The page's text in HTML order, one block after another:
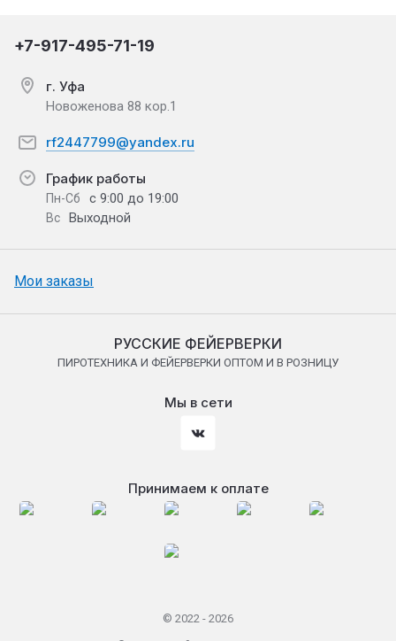
+7-917-495-71-19
г. Уфа
Новоженова 88 кор.1
rf2447799@yandex.ru
График работы
Пн-Сб с 9:00 до 19:00
Вс Выходной
Мои заказы
РУССКИЕ ФЕЙЕРВЕРКИ
ПИРОТЕХНИКА И ФЕЙЕРВЕРКИ ОПТОМ И В РОЗНИЦУ
Мы в сети
Принимаем к оплате
© 2022 - 2026